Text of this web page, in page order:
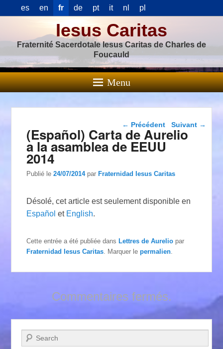
es en fr de pt it nl pl
Iesus Caritas
Fraternité Sacerdotale Iesus Caritas de Charles de
Foucauld
Menu
Navigation dans les
articles
← Précédent Suivant →
(Español) Carta de Aurelio
a la asamblea de EEUU
2014
Publié le24/07/2014 parFraternidad Iesus Caritas
Désolé, cet article est seulement disponible en
Español et English.
Cette entrée a été publiée dansLettres de Aurelio par
Fraternidad Iesus Caritas . Marquer lepermalien
Commentaires fermés.
Recherche